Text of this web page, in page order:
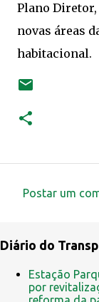
Plano
novas áreas
habitacional.
m
e
n
Postar um
Diário do
Estação
por